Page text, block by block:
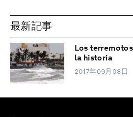
最新記事
Los
la historia
2017年09月08日